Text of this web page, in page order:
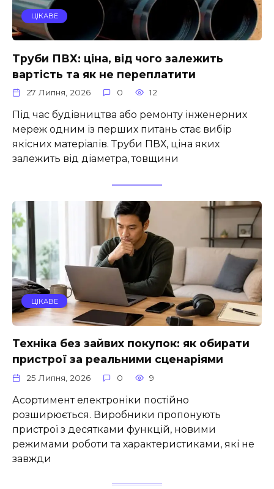
ЦІКАВЕ
Труби ПВХ: ціна, від чого залежить
вартість та як не переплатити
27 Липня, 2026 0 12
Під час будівництва або ремонту інженерних
мереж одним із перших питань стає вибір
якісних матеріалів. Труби ПВХ, ціна яких
залежить від діаметра, товщини
ЦІКАВЕ
Техніка без зайвих покупок: як обирати
пристрої за реальними сценаріями
25 Липня, 2026 0 9
Асортимент електроніки постійно
розширюється. Виробники пропонують
пристрої з десятками функцій, новими
режимами роботи та характеристиками, які не
завжди